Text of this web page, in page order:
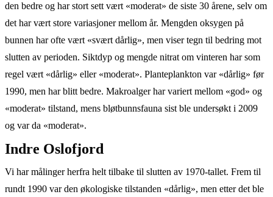
den bedre og har stort sett vært «moderat» de siste 30 årene, selv om
det har vært store variasjoner mellom år. Mengden oksygen på
bunnen har ofte vært «svært dårlig», men viser tegn til bedring mot
slutten av perioden. Siktdyp og mengde nitrat om vinteren har som
regel vært «dårlig» eller «moderat». Planteplankton var «dårlig» før
1990, men har blitt bedre. Makroalger har variert mellom «god» og
«moderat» tilstand, mens bløtbunnsfauna sist ble undersøkt i 2009
og var da «moderat».
Indre Oslofjord
Vi har målinger herfra helt tilbake til slutten av 1970-tallet. Frem til
rundt 1990 var den økologiske tilstanden «dårlig», men etter det ble